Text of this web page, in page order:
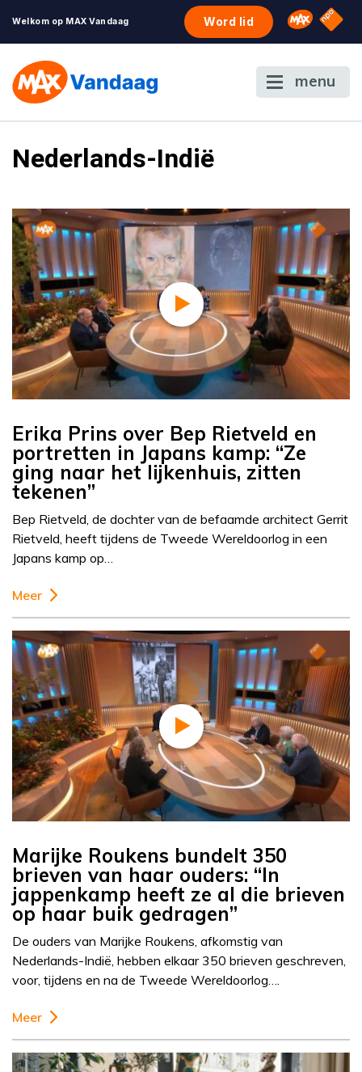
Welkom op MAX Vandaag Word lid Omroep
NPO
menu
Nederlands-Indië
Erika Prins over Bep Rietveld en
portretten in Japans kamp: “Ze
ging naar het lijkenhuis, zitten
tekenen”
Bep Rietveld, de dochter van de befaamde architect Gerrit
Rietveld, heeft tijdens de Tweede Wereldoorlog in een
Japans kamp op…
Meer
Marijke Roukens bundelt 350
brieven van haar ouders: “In
jappenkamp heeft ze al die brieven
op haar buik gedragen”
De ouders van Marijke Roukens, afkomstig van
Nederlands-Indië, hebben elkaar 350 brieven geschreven,
voor, tijdens en na de Tweede Wereldoorlog….
Meer